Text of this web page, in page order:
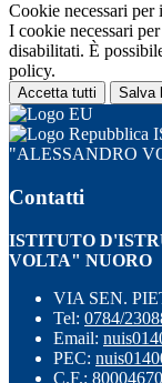
Cookie necessari
I cookie necessari
disabilitati. È
policy.
Accetta tutti Salva
"ALESSANDRO
Contatti
ISTITUTO
VOLTA" NUORO
VIA SEN.
Tel: 0784/
Email:
PEC:
C.F.: